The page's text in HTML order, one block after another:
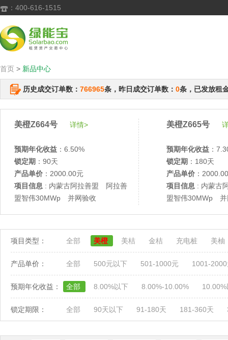
 ：400-616-1515
首页 > 新品中心
历史成交订单数： 766965条，昨日成交订单数： 0条，已发放租
美橙Z664号 详情>
预期年化收益 ：6.50%
锁定期 ：90天
产品单价 ：2000.00元
项目信息 : 内蒙古阿拉善盟 阿拉善
盟智伟30MWp 并网验收
美橙Z665号
预期年化收益 ：
锁定期 ：180天
产品单价 ：
项目信息 : 内蒙古
盟智伟30MWp 并
项目类型： 全部 美橙 美桔 金桔 充电桩 美柚
产品单价： 全部 500元以下 501-1000元 1001-
预期年化收益： 全部 8.00%以下 8.00%-10.00%
锁定期限： 全部 90天以下 91-180天 181-360天